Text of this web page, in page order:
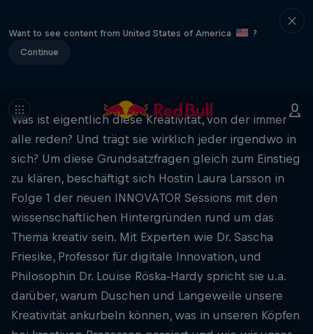
Want to see content from United States of America
?
Continue
Was ist eigentlich diese Kreativität, von der immer
alle reden? Und trägt sie wirklich jeder irgendwo in
sich? Um diese Grundsatzfragen gleich zum Einstieg
zu klären, beschäftigt sich Hostin Laura Larsson in
Folge 1 der neuen INNOVATOR Sessions mit den
wissenschaftlichen Hintergründen rund um das
Thema kreativ sein. Mit Experten wie Dr. Sascha
Friesike, Professor für digitale Innovation, und
Philosophin Dr. Louise Röska-Hardy spricht sie u.a.
darüber, warum Duschen und Langeweile unsere
Kreativität ankurbeln können, was in unseren Köpfen